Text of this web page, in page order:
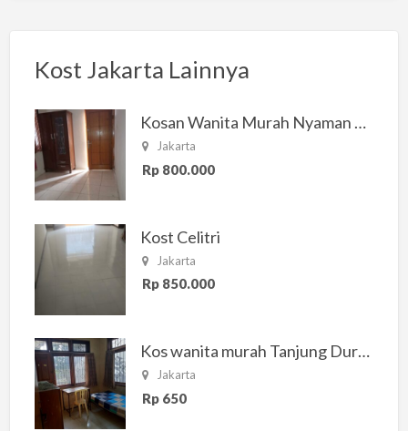
Kost Jakarta Lainnya
Kosan Wanita Murah Nyaman di Jakarta Selatan
Jakarta
Rp 800.000
Kost Celitri
Jakarta
Rp 850.000
Kos wanita murah Tanjung Duren Jakarta Barat
Jakarta
Rp 650